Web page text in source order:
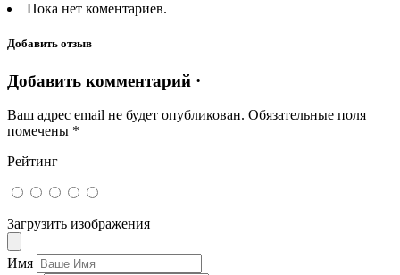
Пока нет коментариев.
Добавить отзыв
Добавить комментарий ·
Ваш адрес email не будет опубликован. Обязательные поля
помечены *
Рейтинг
Загрузить изображения
Имя